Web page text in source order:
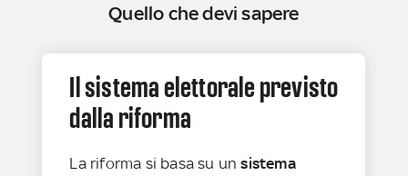
Quello che devi sapere
Il sistema elettorale previsto
dalla riforma
La riforma si basa su unsistema